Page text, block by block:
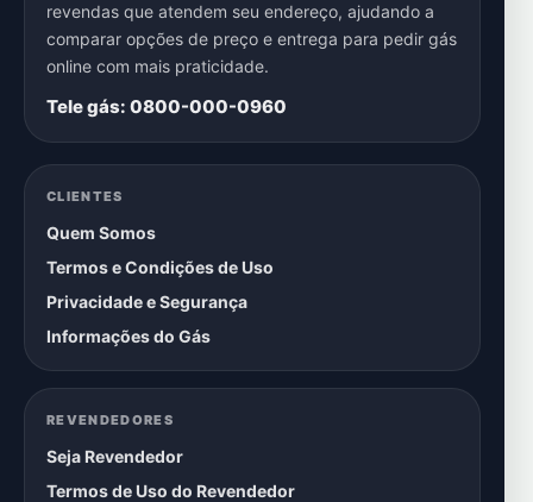
revendas que atendem seu endereço, ajudando a
comparar opções de preço e entrega para pedir gás
online com mais praticidade.
Tele gás: 0800-000-0960
CLIENTES
Quem Somos
Termos e Condições de Uso
Privacidade e Segurança
Informações do Gás
REVENDEDORES
Seja Revendedor
Termos de Uso do Revendedor